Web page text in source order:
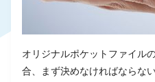
オリジナルポケットファイル
合、まず決めなければならな